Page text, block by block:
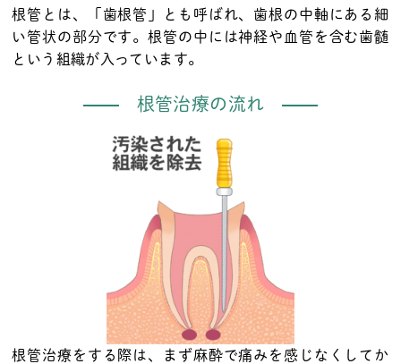
根管とは、「歯根管」とも呼ばれ、歯根の中軸にある細
い管状の部分です。根管の中には神経や血管を含む歯髄
という組織が入っています。
根管治療の流れ
根管治療をする際は、まず麻酔で痛みを感じなくしてか